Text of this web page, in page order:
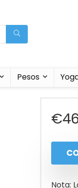
Pesos
€
Nota: